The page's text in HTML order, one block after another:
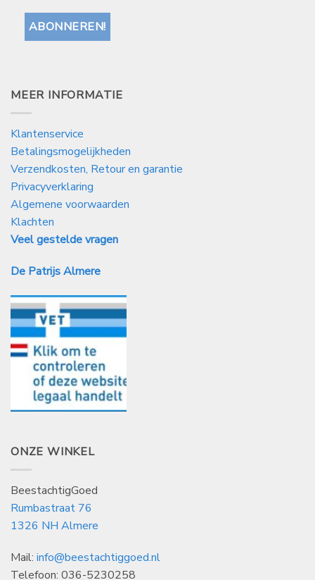
MEER INFORMATIE
Klantenservice
Betalingsmogelijkheden
Verzendkosten, Retour en garantie
Privacyverklaring
Algemene voorwaarden
Klachten
Veel gestelde vragen
De Patrijs Almere
ONZE WINKEL
BeestachtigGoed
Rumbastraat 76
1326 NH Almere
Mail: info@beestachtiggoed.nl
Telefoon: 036-5230258